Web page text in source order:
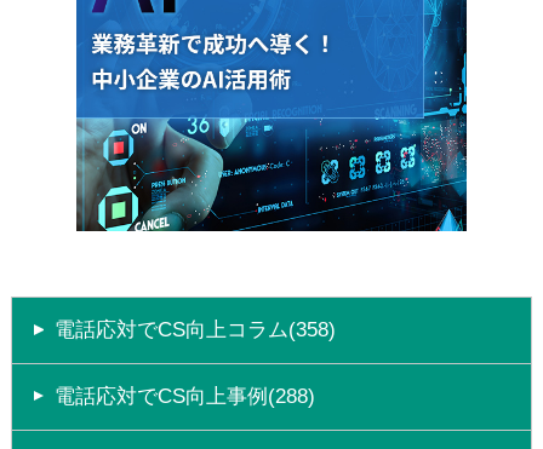
電話応対でCS向上コラム(358)
電話応対でCS向上事例(288)